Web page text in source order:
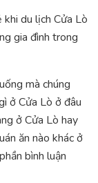
du lịch Cửa Lò
gia đình trong
mà chúng
ở Cửa Lò ở đâu
ở Cửa Lò hay
ăn nào khác ở
bình luận